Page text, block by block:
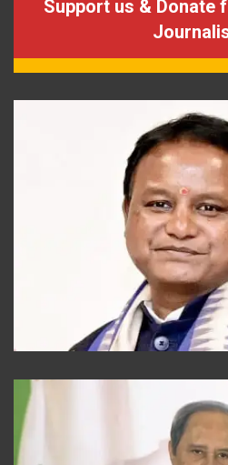
Support us & Donate